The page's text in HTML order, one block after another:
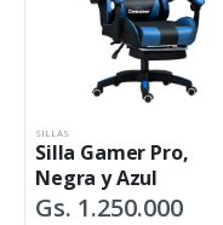
SILLAS
Silla Gamer Pro,
Negra y Azul
Gs. 1.250.000